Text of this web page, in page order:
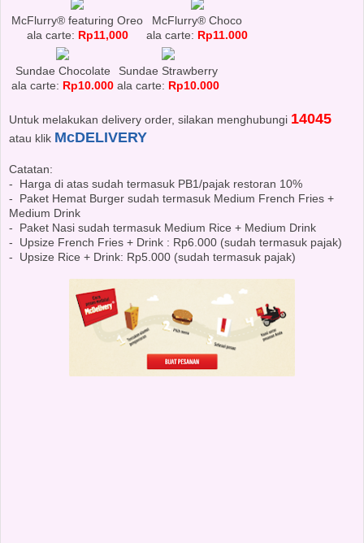
McFlurry® featuring Oreo
ala carte: Rp11,000
McFlurry® Choco
ala carte: Rp11.000
Sundae Chocolate
ala carte: Rp10.000
Sundae Strawberry
ala carte: Rp10.000
Untuk melakukan delivery order, silakan menghubungi 14045
atau klik McDELIVERY
Catatan:
- Harga di atas sudah termasuk PB1/pajak restoran 10%
- Paket Hemat Burger sudah termasuk Medium French Fries +
Medium Drink
- Paket Nasi sudah termasuk Medium Rice + Medium Drink
- Upsize French Fries + Drink : Rp6.000 (sudah termasuk pajak)
- Upsize Rice + Drink: Rp5.000 (sudah termasuk pajak)